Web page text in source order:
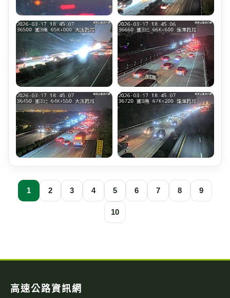
1 2 3 4 5 6 7 8 9
10
高速公路資訊網